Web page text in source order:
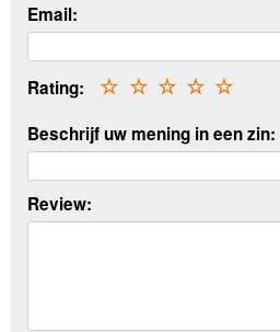
Email:
Rating: ☆
☆
☆
☆
☆
Beschrijf uw mening in een zin:
Review: